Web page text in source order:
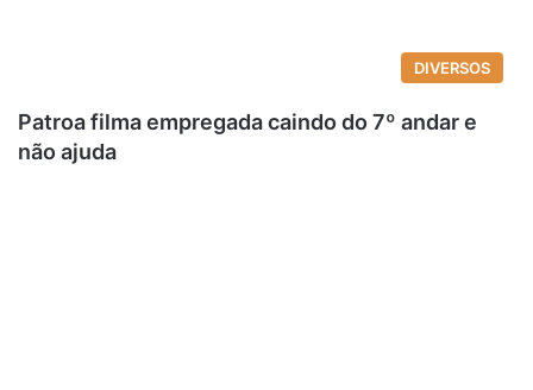
DIVERSOS
Patroa filma empregada caindo do 7º andar e
não ajuda